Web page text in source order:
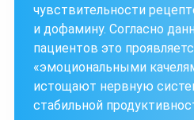
чувствительности
и дофамину. Согласно
пациентов это
«эмоциональными
истощают нервную
стабильной